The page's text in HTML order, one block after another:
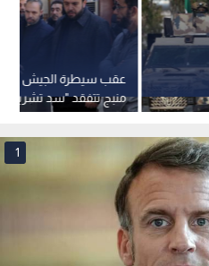
عقب سيطرة الجيش
منبج تتفقد "سد تشرين"
الواقع الفني
1